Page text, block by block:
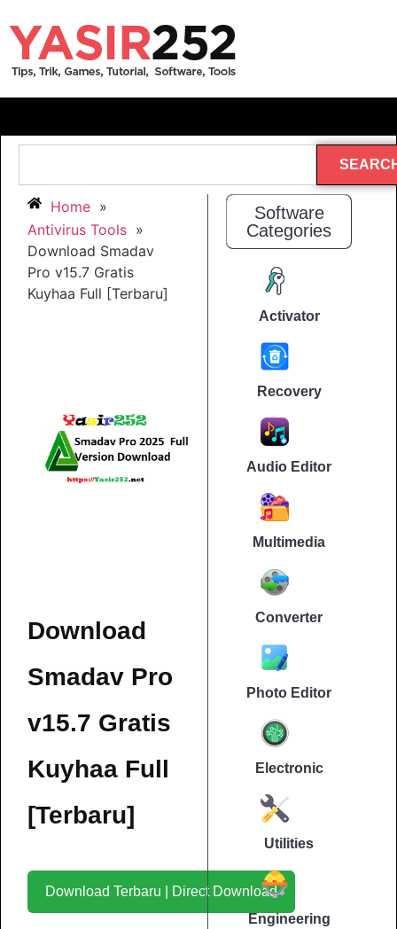
Home »
Antivirus Tools »
Download Smadav
Pro v15.7 Gratis
Kuyhaa Full [Terbaru]
Download
Smadav Pro
v15.7 Gratis
Kuyhaa Full
[Terbaru]
Download Terbaru | Direct Download
Software
Categories
Activator
Recovery
Audio Editor
Multimedia
Converter
Photo Editor
Electronic
Utilities
Engineering